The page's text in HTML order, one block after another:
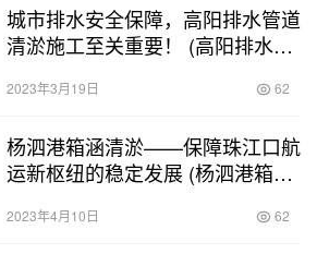
城市排水安全保障，高阳排水管道
清淤施工至关重要！ (高阳排水管
2023年3月19日 62
杨泗港箱涵清淤——保障珠江口航
运新枢纽的稳定发展 (杨泗港箱涵
2023年4月10日 62